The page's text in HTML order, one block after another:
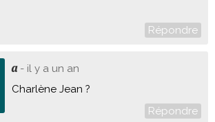
Répondre
a- il y a un an
Charlène Jean ?
Répondre